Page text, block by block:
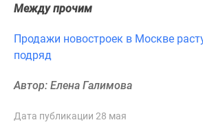
Семейная
Военная
ипотека
Медиа
Между прочим
Продажи новостроек в Москве
подряд
Автор: Елена Галимова
Дата публикации 28 мая